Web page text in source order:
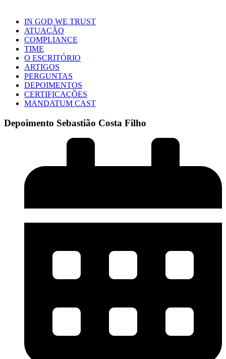
IN GOD WE TRUST
ATUAÇÃO
COMPLIANCE
TIME
O ESCRITÓRIO
ARTIGOS
PERGUNTAS
DEPOIMENTOS
CERTIFICAÇÕES
MANDATUM CAST
Depoimento Sebastião Costa Filho